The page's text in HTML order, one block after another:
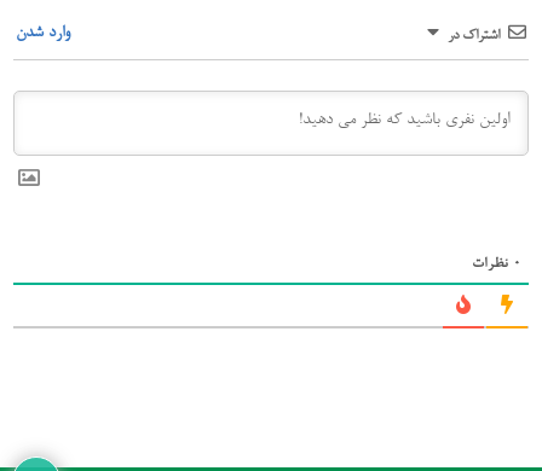
اشتراک در وارد شدن
0 نظرات